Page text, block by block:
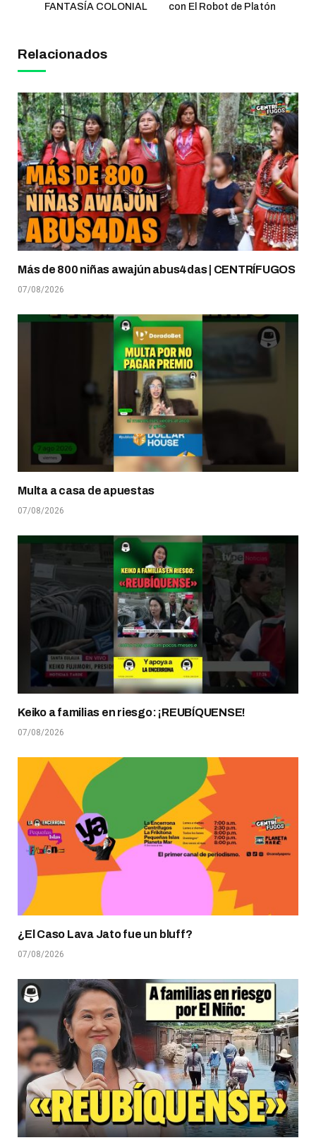
FANTASÍA COLONIAL
con El Robot de Platón
Relacionados
Más de 800 niñas awajún abus4das | CENTRÍFUGOS
07/08/2026
Multa a casa de apuestas
07/08/2026
Keiko a familias en riesgo: ¡REUBÍQUENSE!
07/08/2026
¿El Caso Lava Jato fue un bluff?
07/08/2026